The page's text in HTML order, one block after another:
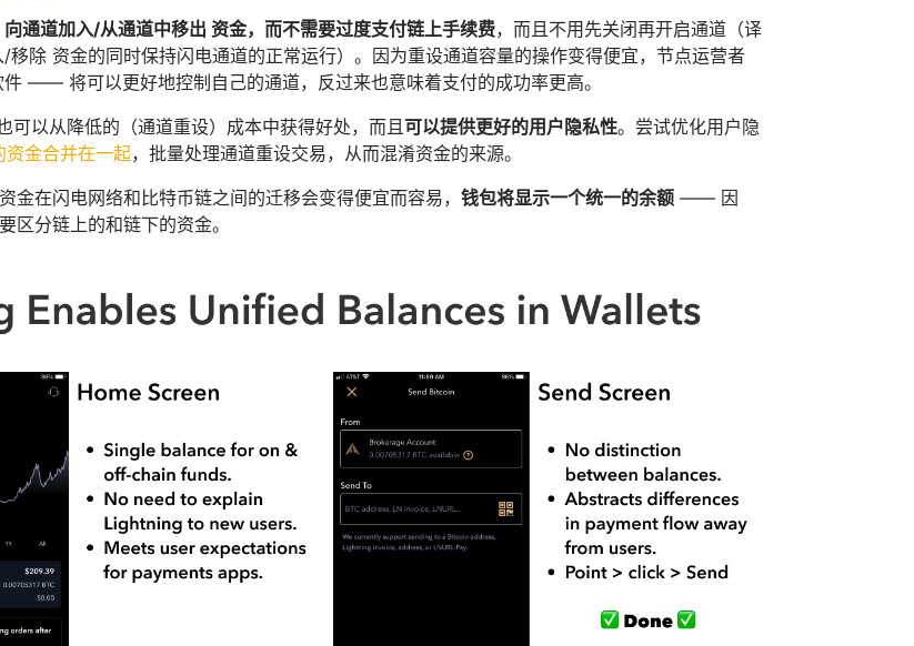
向通道加入/从通道中移出 资金，而不需要过度支付链上手续费，而且不用先关闭再开启通道（译
移除 资金的同时保持闪电通道的正常运行）。因为重设通道容量的操作变得便宜，节点运营者
—— 将可以更好地控制自己的通道，反过来也意味着支付的成功率更高。
也可以从降低的（通道重设）成本中获得好处，而且可以提供更好的用户隐私性。尝试优化用户隐
资金合并在一起，批量处理通道重设交易，从而混淆资金的来源。
金在闪电网络和比特币链之间的迁移会变得便宜而容易， 钱包将显示一个统一的余额 —— 因
区分链上的和链下的资金。